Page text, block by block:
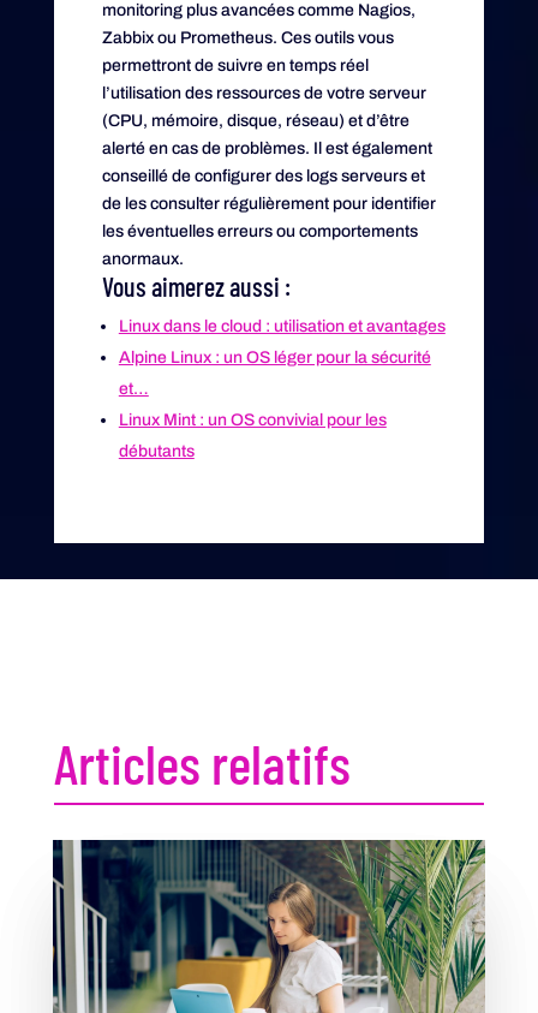
monitoring plus avancées comme Nagios,
Zabbix ou Prometheus. Ces outils vous
permettront de suivre en temps réel
l’utilisation des ressources de votre serveur
(CPU, mémoire, disque, réseau) et d’être
alerté en cas de problèmes. Il est également
conseillé de configurer des logs serveurs et
de les consulter régulièrement pour identifier
les éventuelles erreurs ou comportements
anormaux.
Vous aimerez aussi :
Linux dans le cloud : utilisation et avantages
Alpine Linux : un OS léger pour la sécurité
et…
Linux Mint : un OS convivial pour les
débutants
Articles relatifs